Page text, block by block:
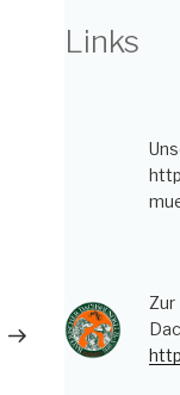
Beitrag
Links